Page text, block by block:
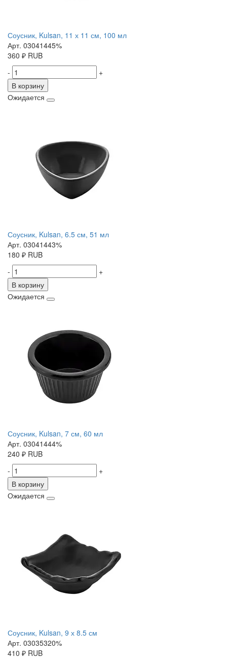
Соусник, Kulsan, 11 х 11 см, 100 мл
Арт. 03041445%
360 ₽ RUB
-
+
В корзину
Ожидается
Соусник, Kulsan, 6.5 см, 51 мл
Арт. 03041443%
180 ₽ RUB
-
+
В корзину
Ожидается
Соусник, Kulsan, 7 см, 60 мл
Арт. 03041444%
240 ₽ RUB
-
+
В корзину
Ожидается
Соусник, Kulsan, 9 х 8.5 см
Арт. 03035320%
410 ₽ RUB